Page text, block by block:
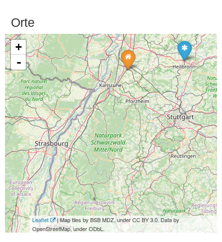
Orte
+
-
Leaflet
| Map tiles by BSB MDZ, under CC BY 3.0. Data by
OpenStreetMap, under ODbL.